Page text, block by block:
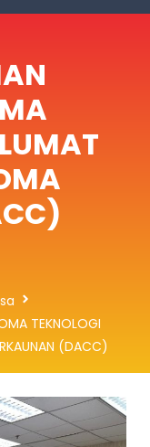
TEKNOLOGI
(DACC)